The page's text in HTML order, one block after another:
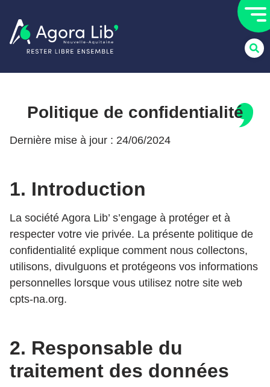
Politique de confidentialité
Dernière mise à jour : 24/06/2024
1. Introduction
La société Agora Lib’ s’engage à protéger et à
respecter votre vie privée. La présente politique de
confidentialité explique comment nous collectons,
utilisons, divulguons et protégeons vos informations
personnelles lorsque vous utilisez notre site web
cpts-na.org.
2. Responsable du
traitement des données